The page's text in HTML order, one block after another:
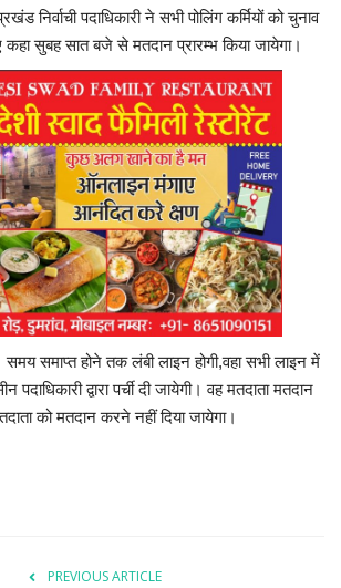
निर्वाची पदाधिकारी ने सभी पोलिंग कर्मियों को चुनाव
कहा सुबह सात बजे से मतदान प्रारम्भ किया जायेगा।
समाप्त होने तक लंबी लाइन होगी,वहा सभी लाइन में
द्वारा पर्ची दी जायेगी। वह मतदाता मतदान
को मतदान करने नहीं दिया जायेगा।
PREVIOUS ARTICLE